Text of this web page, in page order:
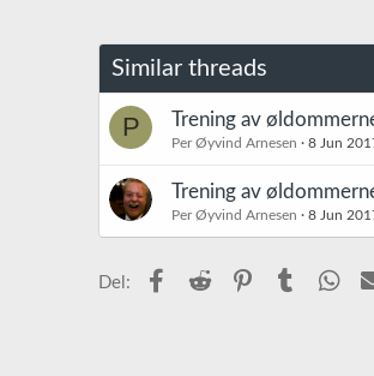
Similar threads
P Trening av
Per Øyvind Arnesen 8 Jun
Trening av
Per Øyvind Arnesen 8 Jun
Del: Facebook
Reddit PinterestTumblr